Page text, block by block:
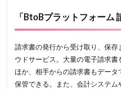
「BtoBプラットフォーム
請求書の発行から受け取り、保存
ウドサービス。大量の電子請求
ほか、相手からの請求書もデー
保管できる。また、会計システ